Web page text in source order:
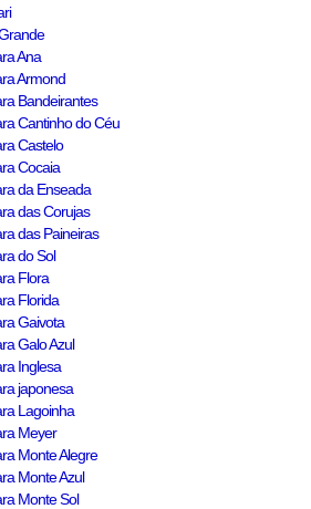
Ana
Armond
Bandeirantes
Cantinho do Céu
Castelo
Cocaia
da Enseada
das Corujas
das Paineiras
do Sol
Flora
Florida
Gaivota
Galo Azul
Inglesa
japonesa
Lagoinha
Meyer
Monte Alegre
Monte Azul
Monte Sol